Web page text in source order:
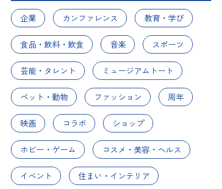
企業 カンファレンス 教育・学び
食品・飲料・飲食 音楽 スポーツ
芸能・タレント ミュージアムトート
ペット・動物 ファッション 周年
映画 コラボ ショップ
ホビー・ゲーム コスメ・美容・ヘルス
イベント 住まい・インテリア